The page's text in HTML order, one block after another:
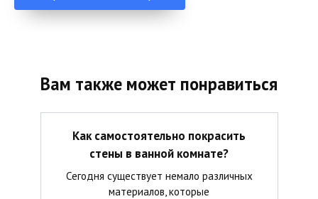
Вам также может понравиться
Как самостоятельно покрасить
стены в ванной комнате?
Сегодня существует немало различных
материалов, которые